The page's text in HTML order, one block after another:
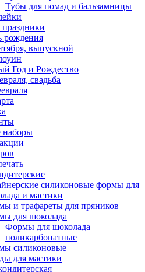
Тубы для помад и бальзамницы
рождения
выпускной
Год и Рождество
свадьба
силиконовые формы для
и мастики
и трафареты для пряников
для шоколада
Формы для шоколада
поликарбонатные
силиконовые
для мастики